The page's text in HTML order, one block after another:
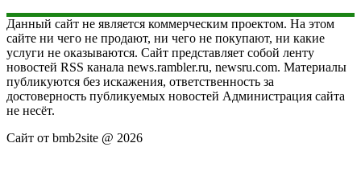
Данный сайт не является коммерческим проектом. На этом
сайте ни чего не продают, ни чего не покупают, ни какие
услуги не оказываются. Сайт представляет собой ленту
новостей RSS канала news.rambler.ru, newsru.com. Материалы
публикуются без искажения, ответственность за
достоверность публикуемых новостей Администрация сайта
не несёт.
Сайт от bmb2site @ 2026